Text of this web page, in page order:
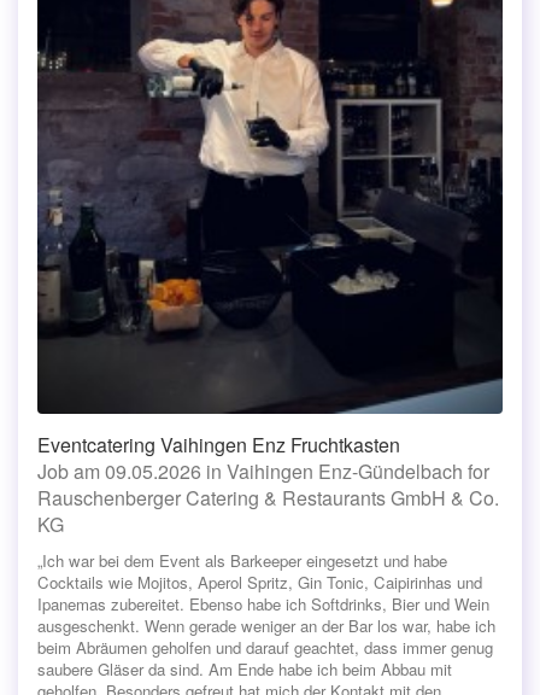
Eventcatering Vaihingen Enz Fruchtkasten
Job am 09.05.2026 in Vaihingen Enz-Gündelbach for
Rauschenberger Catering & Restaurants GmbH & Co.
KG
„Ich war bei dem Event als Barkeeper eingesetzt und habe
Cocktails wie Mojitos, Aperol Spritz, Gin Tonic, Caipirinhas und
Ipanemas zubereitet. Ebenso habe ich Softdrinks, Bier und Wein
ausgeschenkt. Wenn gerade weniger an der Bar los war, habe ich
beim Abräumen geholfen und darauf geachtet, dass immer genug
saubere Gläser da sind. Am Ende habe ich beim Abbau mit